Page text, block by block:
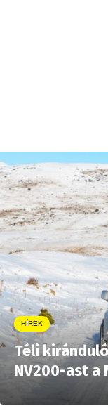
HÍREK
Téli
NV200-ast a